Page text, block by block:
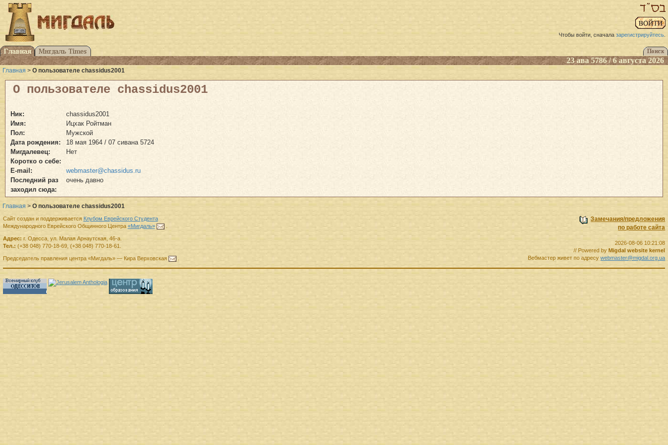
Чтобы войти, сначала зарегистрируйтесь.
23 ава 5786 / 6 августа 2026
Главная > О пользователе chassidus2001
О пользователе chassidus2001
Ник:
chassidus2001
Имя:
Ицхак Ройтман
Пол:
Мужской
Дата рождения:
18 мая 1964 / 07 сивана 5724
Мигдалевец:
Нет
Коротко о себе:
E-mail:
webmaster@chassidus.ru
Последний раз
заходил сюда:
очень давно
Главная > О пользователе chassidus2001
Замечания/предложения
по работе сайта
2026-08-06 10:21:08
// Powered byMigdal website kernel
Вебмастер живет по адресуwebmaster@migdal.org.ua
Сайт создан и поддерживается Клубом Еврейского Студента
Международного Еврейского Общинного Центра «Мигдаль» .
Адрес: г. Одесса, ул. Малая Арнаутская, 46-а.
Тел.: (+38 048) 770-18-69, (+38 048) 770-18-61
Председатель правленияцентра «Мигдаль»— Кира Верховская .